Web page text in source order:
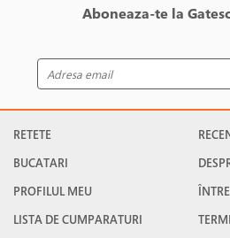
Aboneaza-te la
RETETE
BUCATARI
PROFILUL MEU
LISTA DE CUMPARATURI